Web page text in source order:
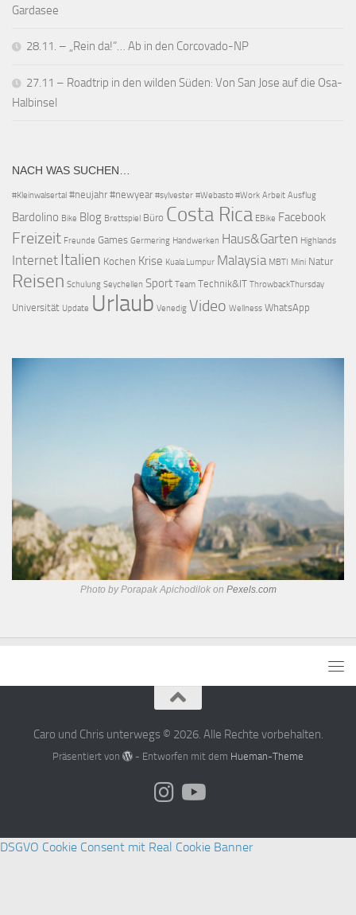
Gardasee
28.11. – „Rein da!“… Ab in den Corcovado-NP
27.11 – Roadtrip in den wilden Süden: Von San Jose auf die Osa-
Halbinsel
NACH WAS SUCHEN…
#Kleinwalsertal #neujahr #newyear #sylvester #Webasto #Work Arbeit Ausflug
Bardolino Bike Blog Brettspiel Büro Costa Rica EBike Facebook
Freizeit Freunde Games Germering Handwerken Haus&Garten Highlands
Internet Italien Kochen Krise Kuala Lumpur Malaysia MBTI Mini Natur
Reisen Schulung Seychellen Sport Team Technik&IT ThrowbackThursday
Universität Update Urlaub Venedig Video Wellness WhatsApp
Photo by Porapak Apichodilok on Pexels.com
Caro und Chris unterwegs © 2026. Alle Rechte vorbehalten.
Präsentiert von - Entworfen mit dem Hueman-Theme
DSGVO Cookie Consent mit Real Cookie Banner